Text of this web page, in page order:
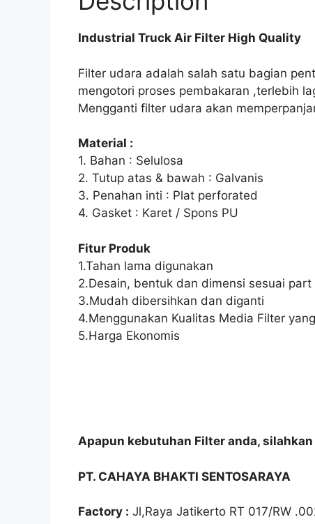
Industrial Truck Air Filter High Quality
Filter udara adalah salah satu bagian
mengotori proses pembakaran ,terlebih
Mengganti filter udara akan
Material :
1. Bahan : Selulosa
2. Tutup atas & bawah : Galvanis
3. Penahan inti : Plat perforated
4. Gasket : Karet / Spons PU
Fitur Produk
1.Tahan lama digunakan
2.Desain, bentuk dan dimensi sesuai part
3.Mudah dibersihkan dan diganti
4.Menggunakan Kualitas Media Filter
5.Harga Ekonomis
Apapun kebutuhan Filter anda,
PT. CAHAYA BHAKTI SENTOSARAYA
Factory : Jl,Raya Jatikerto RT 017/RW